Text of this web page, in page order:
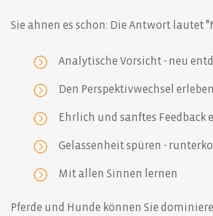
Sie ahnen es schon: Die Antwort lautet
Analytische Vorsicht - neu
Den Perspektivwechsel erleben
Ehrlich und sanftes Feedback
Gelassenheit spüren -
Mit allen Sinnen lernen
Pferde und Hunde können Sie